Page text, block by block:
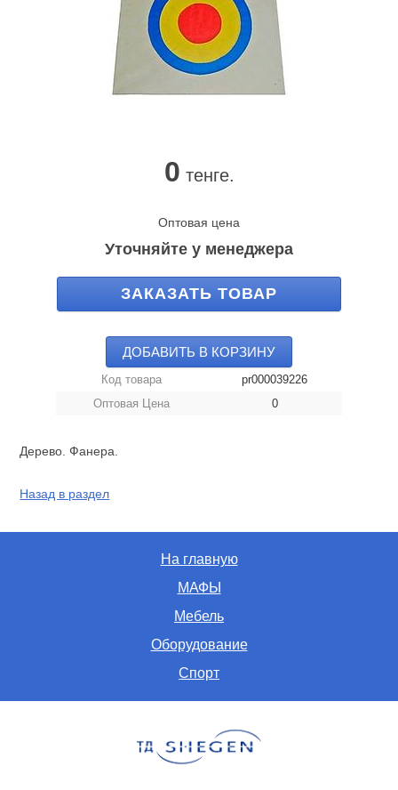
0 тенге.
Оптовая цена
Уточняйте у менеджера
ЗАКАЗАТЬ ТОВАР
ДОБАВИТЬ В КОРЗИНУ
Код товара
pr000039226
Оптовая Цена
0
Дерево. Фанера.
Назад в раздел
На главную
МАФЫ
Мебель
Оборудование
Спорт